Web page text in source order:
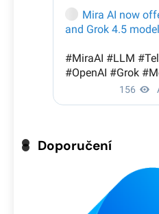
Doporučení